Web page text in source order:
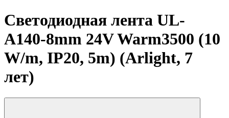
Светодиодная лента UL-
A140-8mm 24V Warm3500 (10
W/m, IP20, 5m) (Arlight, 7
лет)